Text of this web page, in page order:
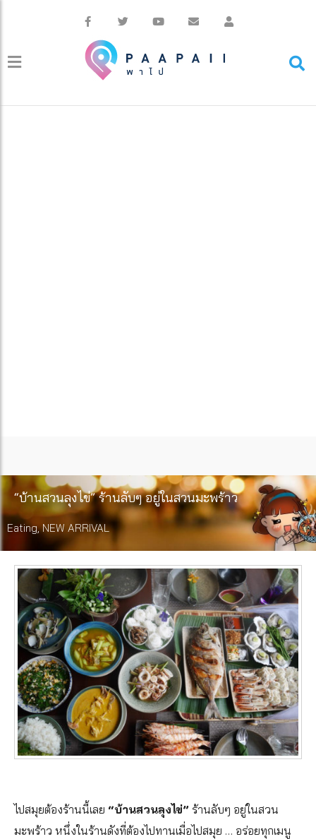
“บ้านสวนลุงไข่” ร้านลับๆ อยู่ในสวนมะพร้าว
Eating,NEW ARRIVAL
ไปสมุยต้องร้านนี้เลย “บ้านสวนลุงไข่” ร้านลับๆ อยู่ในสวน
มะพร้าว หนึ่งในร้านดังที่ต้องไปทานเมื่อไปสมุย … อร่อยทุกเมนู